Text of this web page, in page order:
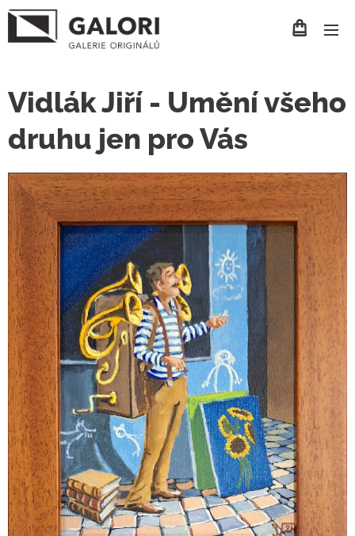
Vidlák Jiří - Umění všeho
druhu jen pro Vás